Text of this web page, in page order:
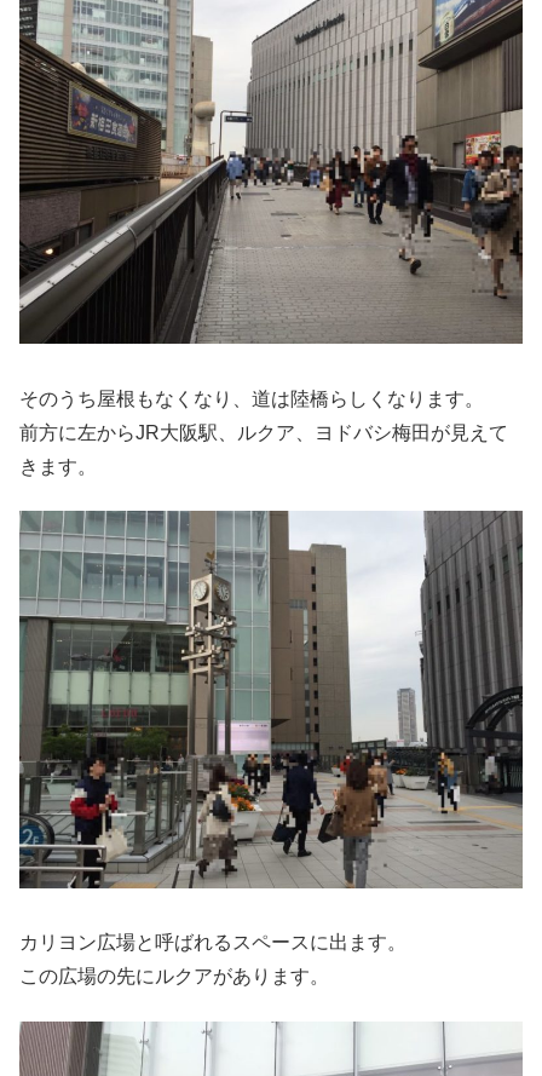
そのうち屋根もなくなり、道は陸橋らしくなります。
前方に左からJR大阪駅、ルクア、ヨドバシ梅田が見えて
きます。
カリヨン広場と呼ばれるスペースに出ます。
この広場の先にルクアがあります。